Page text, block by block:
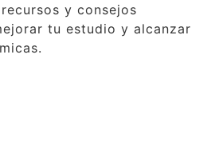
y consejos
tu estudio y alcanzar